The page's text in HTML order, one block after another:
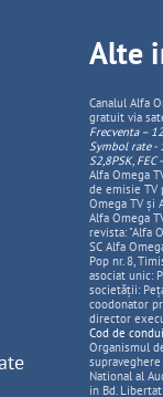
Alte
Canalul Alfa
gratuit via
Frecventa –
Symbol rate -
S2,8PSK, FEC
Alfa Omega
de emisie TV
Omega TV și
Alfa Omega
revista: "Alfa
SC Alfa
Pop nr. 8,
asociat unic:
societății:
coodonator
director
Cod de
Organismul
National al
in Bd.